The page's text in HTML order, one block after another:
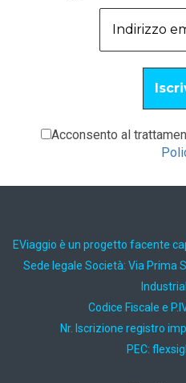
Acconsento al
EViaggio è un progetto facente
Sede legale Società: Via Prima
Codice Fiscale e
Nr. Iscrizione registro
PEC: